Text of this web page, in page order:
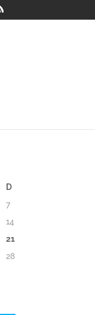
D
7
14
21
28